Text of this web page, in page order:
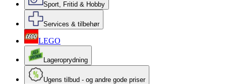
Sport, Fritid & Hobby
Services & tilbehør
LEGO
Lageroprydning
Ugens tilbud - og andre gode priser